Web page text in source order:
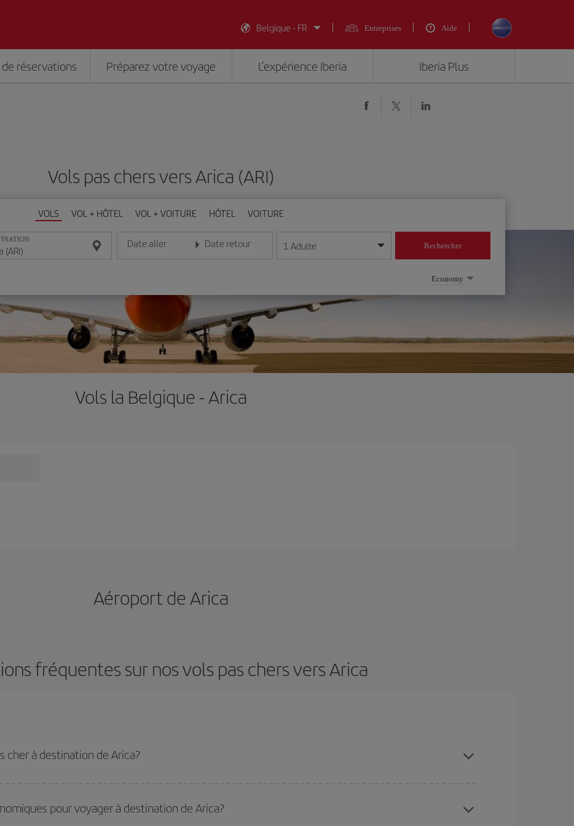
Belgique - FR
Entreprises Aide
réservations Préparez votre voyage L’expérience Iberia Iberia Plus
Vols pas chers vers Arica (ARI)
VOLS VOL + HÔTEL VOL + VOITURE HÔTEL VOITURE
Date aller
Entrez la date au format jour/mois/année
Date retour
Entrez la date au format jour/mois/année
1 Adulte Rechercher
Economy
Vols la Belgique - Arica
Aéroport de Arica
fréquentes sur nos vols pas chers vers Arica
à destination de Arica?
destination précise pour votre voyage, jetez un coup œil à nos offres et laissez-vous inspirer : vous trouverez sûrement le vol le
pour voyager à destination de Arica?